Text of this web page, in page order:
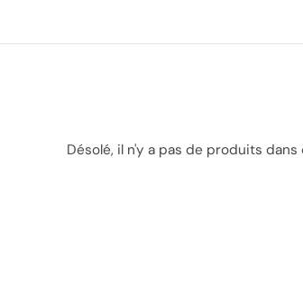
Désolé, il n'y a pas de produits